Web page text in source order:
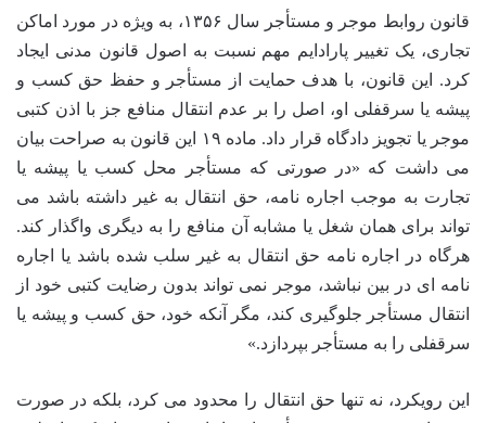
قانون روابط موجر و مستأجر سال ۱۳۵۶، به ویژه در مورد اماکن
تجاری، یک تغییر پارادایم مهم نسبت به اصول قانون مدنی ایجاد
کرد. این قانون، با هدف حمایت از مستأجر و حفظ حق کسب و
پیشه یا سرقفلی او، اصل را بر عدم انتقال منافع جز با اذن کتبی
موجر یا تجویز دادگاه قرار داد. ماده ۱۹ این قانون به صراحت بیان
می داشت که «در صورتی که مستأجر محل کسب یا پیشه یا
تجارت به موجب اجاره نامه، حق انتقال به غیر داشته باشد می
تواند برای همان شغل یا مشابه آن منافع را به دیگری واگذار کند.
هرگاه در اجاره نامه حق انتقال به غیر سلب شده باشد یا اجاره
نامه ای در بین نباشد، موجر نمی تواند بدون رضایت کتبی خود از
انتقال مستأجر جلوگیری کند، مگر آنکه خود، حق کسب و پیشه یا
سرقفلی را به مستأجر بپردازد.»
این رویکرد، نه تنها حق انتقال را محدود می کرد، بلکه در صورت